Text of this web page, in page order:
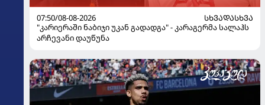
07:50/08-08-2026
ᲡᲮᲕᲐᲓᲐᲡᲮᲕᲐ
"კარიერაში ნაბიჯი უკან გადადგა" - კარაგერმა სალაჰს
არჩევანი დაუწუნა